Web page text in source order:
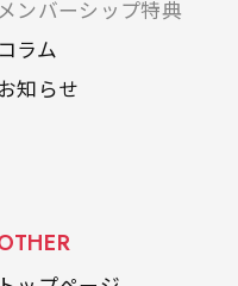
メンバーシップ特典
コラム
知らせ